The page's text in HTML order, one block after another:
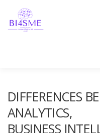
RESULTADOS
DIFFERENCES
ANALYTICS,
BUSINESS